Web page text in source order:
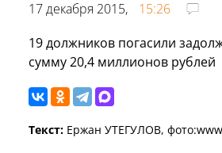
17 декабря 2015,
15:26
19 должников погасили
сумму 20,4 миллионов рублей
Текст: Ержан УТЕГУЛОВ,